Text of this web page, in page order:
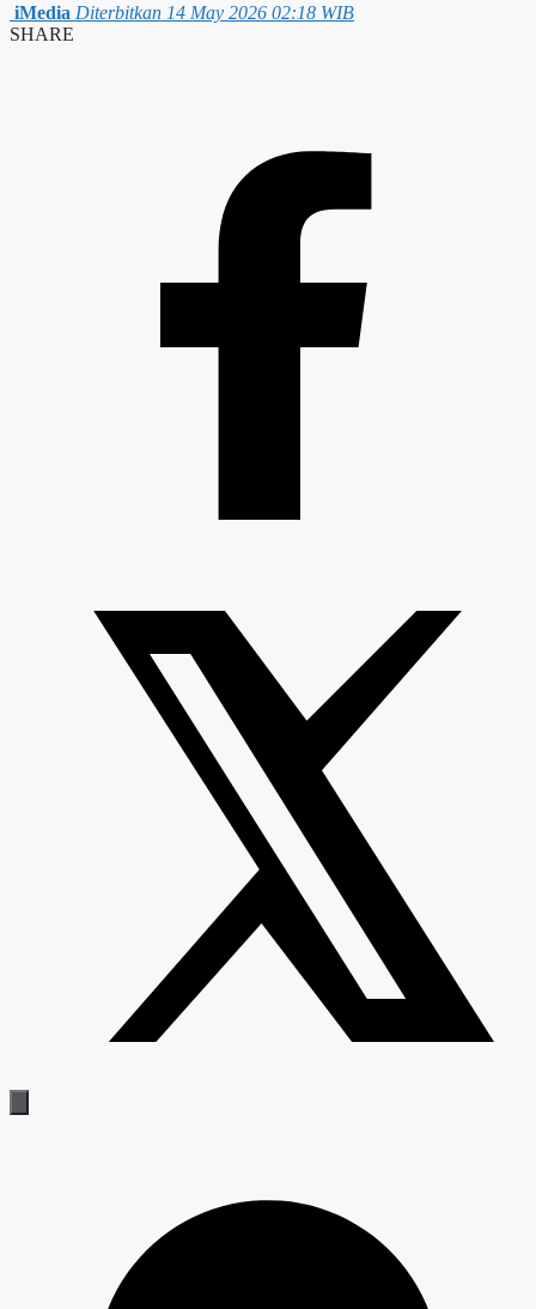
iMedia Diterbitkan 14 May 2026 02:18 WIB
SHARE